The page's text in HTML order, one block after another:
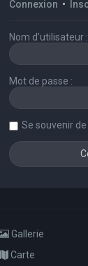
Connexion •
Nom d’utilisateur :
Mot de passe :
Se souvenir
Gallerie
Carte